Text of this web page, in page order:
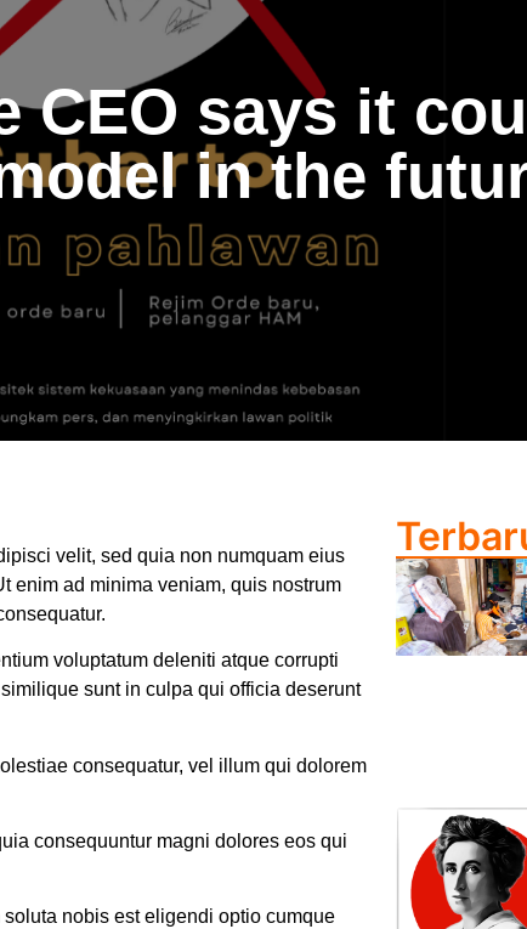
CEO says it
in the
velit, sed quia non numquam eius
enim ad minima veniam, quis nostrum
voluptatum deleniti atque corrupti
sunt in culpa qui officia deserunt
consequatur, vel illum qui dolorem
consequuntur magni dolores eos qui
nobis est eligendi optio cumque